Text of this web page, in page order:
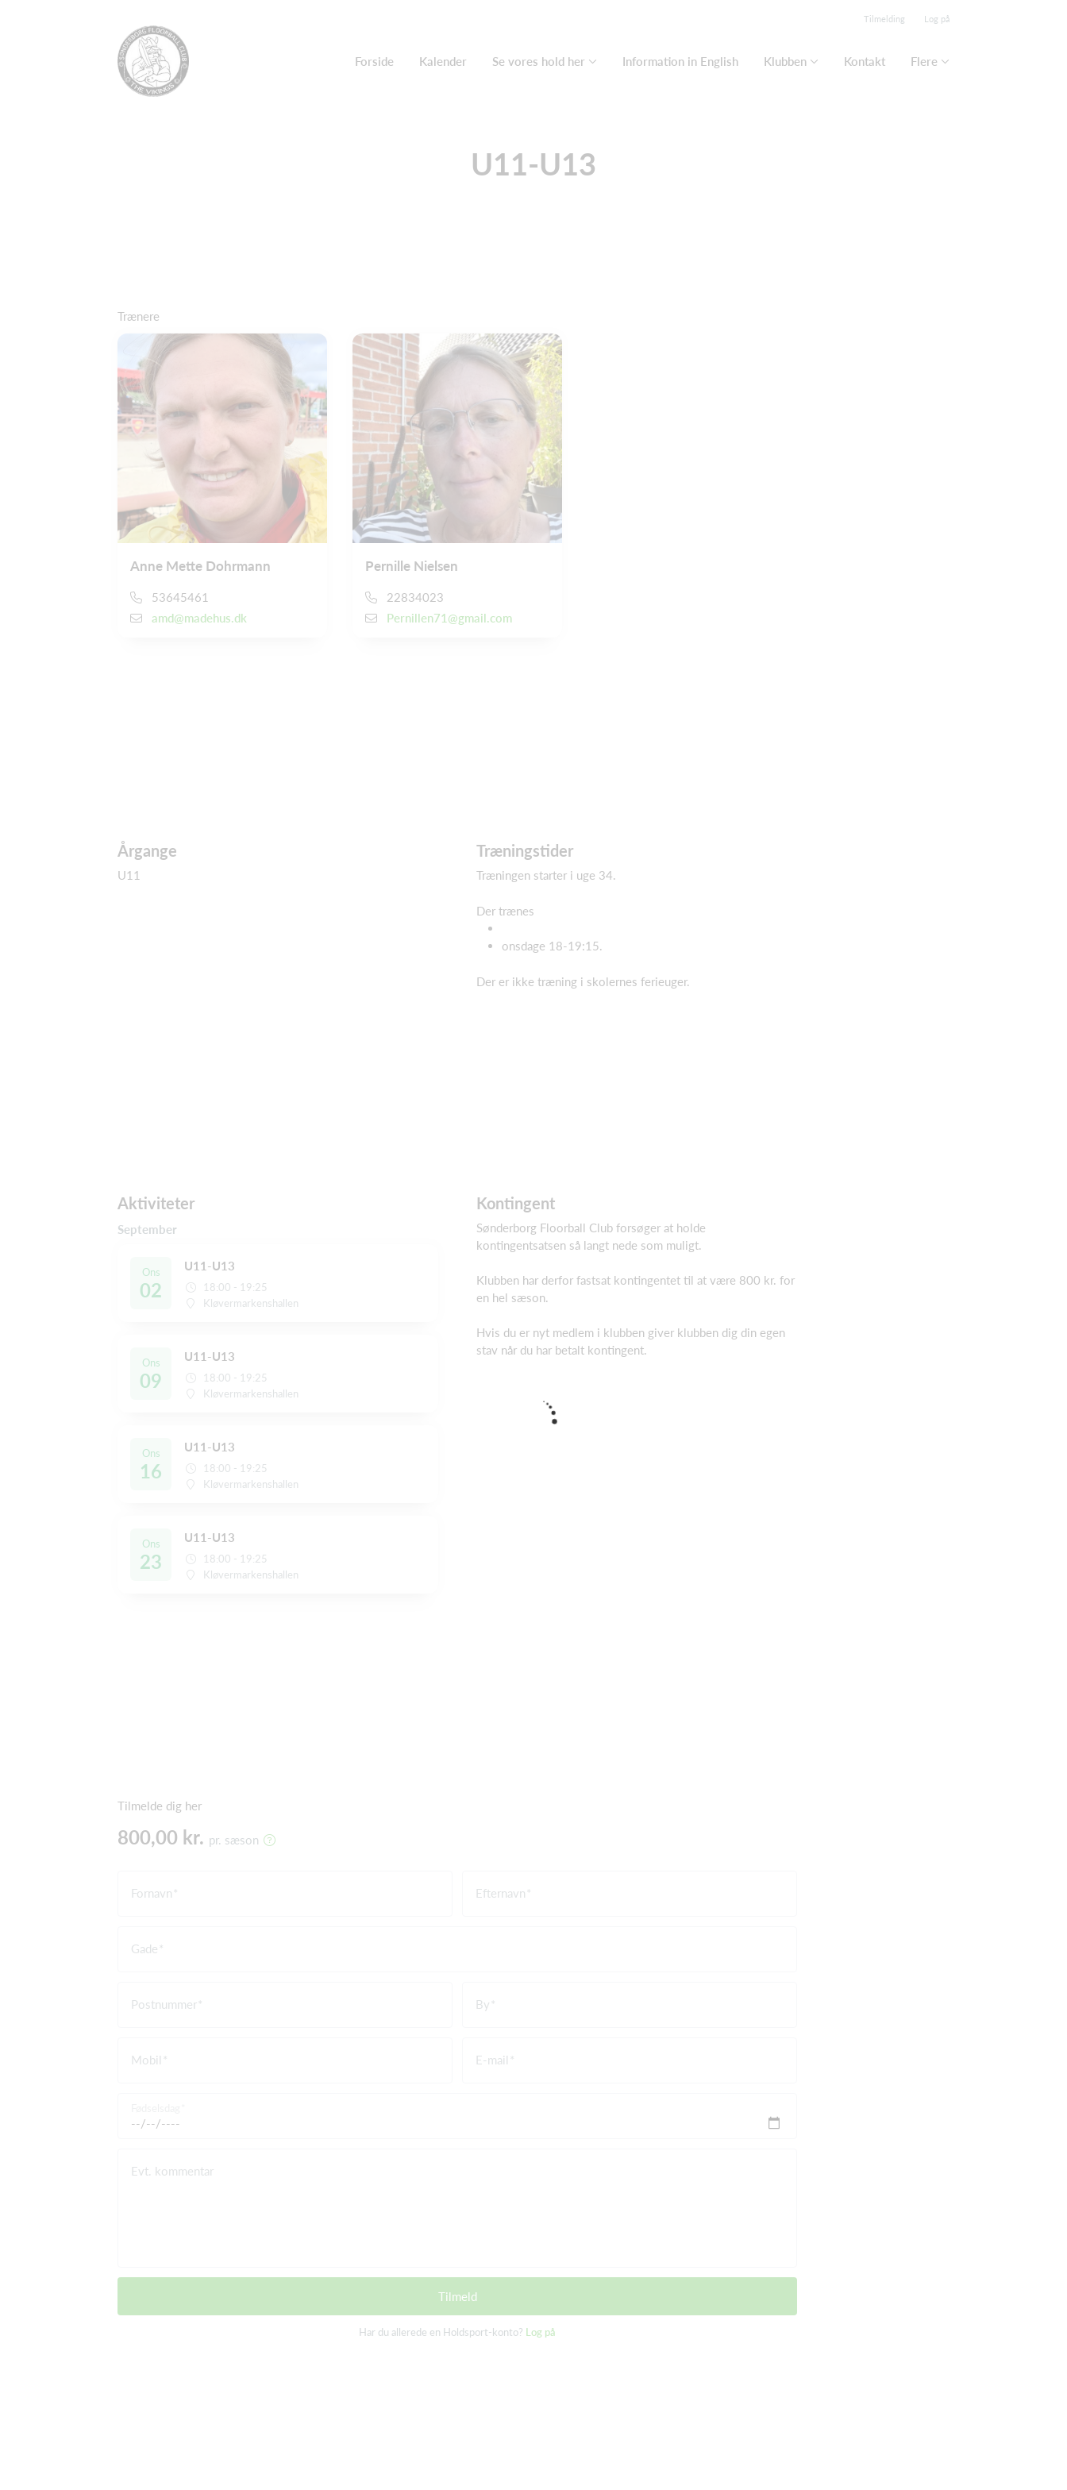
Tilmelding Log på
Forside Kalender Se vores hold her Information in English Klubben Kontakt Flere
U11-U13
Trænere
Anne Mette Dohrmann
53645461
amd@madehus.dk
Pernille Nielsen
22834023
Pernillen71@gmail.com
Årgange
U11
Træningstider
Træningen starter i uge 34.
Der trænes
onsdage 18-19:15.
Der er ikke træning i skolernes ferieuger.
Aktiviteter
September
Ons
02
U11-U13
18:00 - 19:25
Kløvermarkenshallen
Ons
09
U11-U13
18:00 - 19:25
Kløvermarkenshallen
Ons
16
U11-U13
18:00 - 19:25
Kløvermarkenshallen
Ons
23
U11-U13
18:00 - 19:25
Kløvermarkenshallen
Kontingent
Sønderborg Floorball Club forsøger at holde
kontingentsatsen så langt nede som muligt.
Klubben har derfor fastsat kontingentet til at være 800 kr. for
en hel sæson.
Hvis du er nyt medlem i klubben giver klubben dig din egen
stav når du har betalt kontingent.
Tilmelde dig her
800,00 kr. pr. sæson
Fornavn Efternavn
Gade
Postnummer By
Mobil E-mail
Evt. kommentar
Tilmeld
Har du allerede en Holdsport-konto? Log på